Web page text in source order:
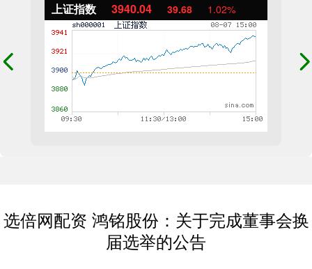
上证指数 3940.04 39.68 1.02%
选倍网配资 鸿铭股份：关于完成董事会换
届选举的公告